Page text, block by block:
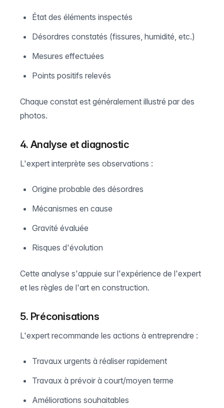
État des éléments inspectés
Désordres constatés (fissures, humidité, etc.)
Mesures effectuées
Points positifs relevés
Chaque constat est généralement illustré par des
photos.
4. Analyse et diagnostic
L'expert interprète ses observations :
Origine probable des désordres
Mécanismes en cause
Gravité évaluée
Risques d'évolution
Cette analyse s'appuie sur l'expérience de l'expert
et les règles de l'art en construction.
5. Préconisations
L'expert recommande les actions à entreprendre :
Travaux urgents à réaliser rapidement
Travaux à prévoir à court/moyen terme
Améliorations souhaitables